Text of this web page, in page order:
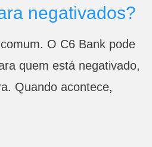
negativados?
O C6 Bank pode
quem está negativado,
Quando acontece,